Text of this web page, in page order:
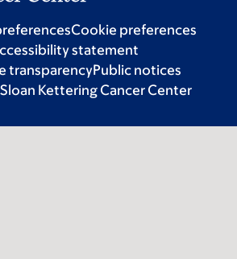
Cookie preferences
statement
transparencyPublic notices
Kettering Cancer Center